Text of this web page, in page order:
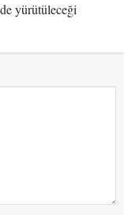
yürütüleceği